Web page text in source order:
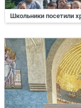
Школьники посетили